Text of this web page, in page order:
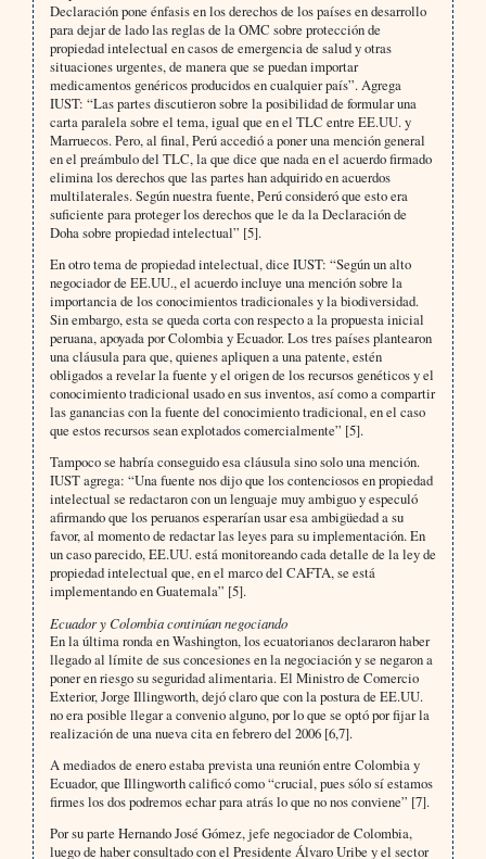
Declaración pone énfasis en los derechos de los países en desarrollo
para dejar de lado las reglas de la OMC sobre protección de
propiedad intelectual en casos de emergencia de salud y otras
situaciones urgentes, de manera que se puedan importar
medicamentos genéricos producidos en cualquier país”. Agrega
IUST: “Las partes discutieron sobre la posibilidad de formular una
carta paralela sobre el tema, igual que en el TLC entre EE.UU. y
Marruecos. Pero, al final, Perú accedió a poner una mención general
en el preámbulo del TLC, la que dice que nada en el acuerdo firmado
elimina los derechos que las partes han adquirido en acuerdos
multilaterales. Según nuestra fuente, Perú consideró que esto era
suficiente para proteger los derechos que le da la Declaración de
Doha sobre propiedad intelectual” [5].
En otro tema de propiedad intelectual, dice IUST: “Según un alto
negociador de EE.UU., el acuerdo incluye una mención sobre la
importancia de los conocimientos tradicionales y la biodiversidad.
Sin embargo, esta se queda corta con respecto a la propuesta inicial
peruana, apoyada por Colombia y Ecuador. Los tres países plantearon
una cláusula para que, quienes apliquen a una patente, estén
obligados a revelar la fuente y el origen de los recursos genéticos y el
conocimiento tradicional usado en sus inventos, así como a compartir
las ganancias con la fuente del conocimiento tradicional, en el caso
que estos recursos sean explotados comercialmente” [5].
Tampoco se habría conseguido esa cláusula sino solo una mención.
IUST agrega: “Una fuente nos dijo que los contenciosos en propiedad
intelectual se redactaron con un lenguaje muy ambiguo y especuló
afirmando que los peruanos esperarían usar esa ambigüedad a su
favor, al momento de redactar las leyes para su implementación. En
un caso parecido, EE.UU. está monitoreando cada detalle de la ley de
propiedad intelectual que, en el marco del CAFTA, se está
implementando en Guatemala” [5].
Ecuador y Colombia continúan negociando
En la última ronda en Washington, los ecuatorianos declararon haber
llegado al límite de sus concesiones en la negociación y se negaron a
poner en riesgo su seguridad alimentaria. El Ministro de Comercio
Exterior, Jorge Illingworth, dejó claro que con la postura de EE.UU.
no era posible llegar a convenio alguno, por lo que se optó por fijar la
realización de una nueva cita en febrero del 2006 [6,7].
A mediados de enero estaba prevista una reunión entre Colombia y
Ecuador, que Illingworth calificó como “crucial, pues sólo sí estamos
firmes los dos podremos echar para atrás lo que no nos conviene” [7].
Por su parte Hernando José Gómez, jefe negociador de Colombia,
luego de haber consultado con el Presidente Álvaro Uribe y el sector